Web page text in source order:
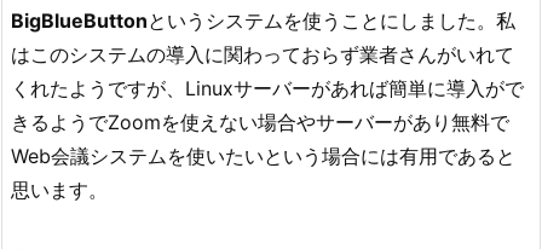
BigBlueButtonというシステムを使うことにしました。私
はこのシステムの導入に関わっておらず業者さんがいれて
くれたようですが、Linuxサーバーがあれば簡単に導入がで
きるようでZoomを使えない場合やサーバーがあり無料で
Web会議システムを使いたいという場合には有用であると
思います。